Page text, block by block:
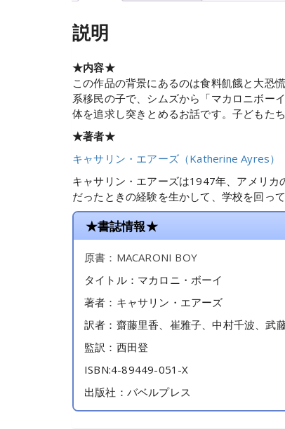
説明
★内容★
この作品の背景にあるのは食料飢餓と大恐
系移民の子で、シムズから「マカロニボー
体を追求し突きとめるお話です。子どもた
★著者★
キャサリン・エアーズ（Katherine Ayres）
キャサリン・エアーズは1947年、アメリ
だったときの経験を生かして、学校を回っ
★書誌情報★
原書：MACARONI BOY
タイトル：マカロニ・ボーイ
著者：キャサリン・エアーズ
訳者：齋藤里香、崔雅子、中村千波、武
監訳：西田登
ISBN:4-89449-051-X
出版社：バベルプレス